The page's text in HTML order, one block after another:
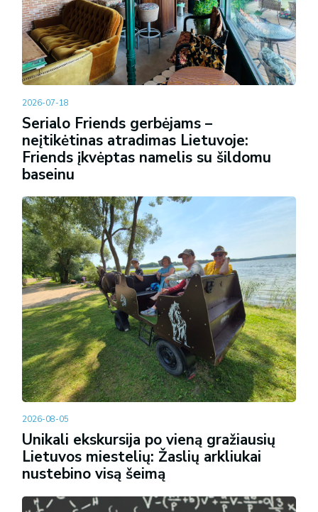
2026-07-18
Serialo Friends gerbėjams –
neįtikėtinas atradimas Lietuvoje:
Friends įkvėptas namelis su šildomu
baseinu
2026-08-05
Unikali ekskursija po vieną gražiausių
Lietuvos miestelių: Žaslių arkliukai
nustebino visą šeimą